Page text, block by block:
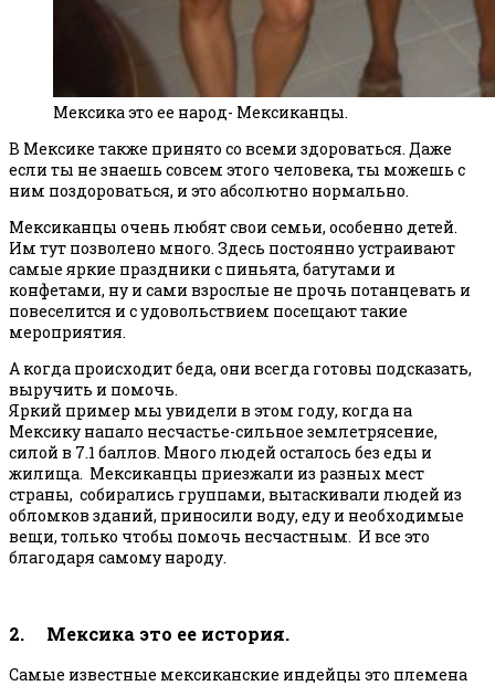
Мексика это ее народ- Мексиканцы.
В Мексике также принято со всеми здороваться. Даже
если ты не знаешь совсем этого человека, ты можешь с
ним поздороваться, и это абсолютно нормально.
Мексиканцы очень любят свои семьи, особенно детей.
Им тут позволено много. Здесь постоянно устраивают
самые яркие праздники с пиньята, батутами и
конфетами, ну и сами взрослые не прочь потанцевать и
повеселится и с удовольствием посещают такие
мероприятия.
А когда происходит беда, они всегда готовы подсказать,
выручить и помочь.
Яркий пример мы увидели в этом году, когда на
Мексику напало несчастье-сильное землетрясение,
силой в 7.1 баллов. Много людей осталось без еды и
жилища. Мексиканцы приезжали из разных мест
страны, собирались группами, вытаскивали людей из
обломков зданий, приносили воду, еду и необходимые
вещи, только чтобы помочь несчастным. И все это
благодаря самому народу.
2. Мексика это ее история.
Самые известные мексиканские индейцы это племена